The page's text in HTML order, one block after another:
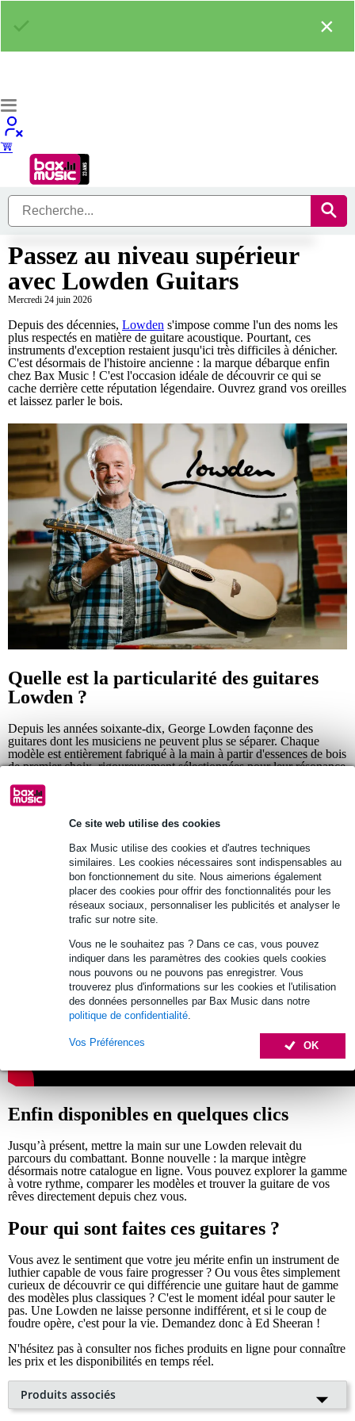
Ce site web utilise des cookies
Bax Music utilise des cookies et d'autres techniques
similaires. Les cookies nécessaires sont indispensables au
bon fonctionnement du site. Nous aimerions également
placer des cookies pour offrir des fonctionnalités pour les
réseaux sociaux, personnaliser les publicités et analyser le
trafic sur notre site.
Vous ne le souhaitez pas ? Dans ce cas, vous pouvez
indiquer dans les paramètres des cookies quels cookies
nous pouvons ou ne pouvons pas enregistrer. Vous
trouverez plus d'informations sur les cookies et l'utilisation
des données personnelles par Bax Music dans notre
politique de confidentialité
OK
Vos Préférences
Passez au niveau supérieur
avec Lowden Guitars
Mercredi 24 juin 2026
Depuis des décennies, Lowden s'impose comme l'un des noms les
plus respectés en matière de guitare acoustique. Pourtant, ces
instruments d'exception restaient jusqu'ici très difficiles à dénicher.
C'est désormais de l'histoire ancienne : la marque débarque enfin
chez Bax Music ! C'est l'occasion idéale de découvrir ce qui se
cache derrière cette réputation légendaire. Ouvrez grand vos oreilles
et laissez parler le bois.
Quelle est la particularité des guitares
Lowden ?
Depuis les années soixante-dix, George Lowden façonne des
guitares dont les musiciens ne peuvent plus se séparer. Chaque
modèle est entièrement fabriqué à la main à partir d'essences de bois
de premier choix, rigoureusement sélectionnées pour leur résonance
ouvert et d'une incroyable richesse harmonique. Que vous soyez
adepte du fingerstyle ou du strumming, une Lowden réagit
instantanément à la moindre nuance de votre jeu.
Enfin disponibles en quelques clics
Jusqu’à présent, mettre la main sur une Lowden relevait du
parcours du combattant. Bonne nouvelle : la marque intègre
désormais notre catalogue en ligne. Vous pouvez explorer la gamme
à votre rythme, comparer les modèles et trouver la guitare de vos
rêves directement depuis chez vous.
Pour qui sont faites ces guitares ?
Vous avez le sentiment que votre jeu mérite enfin un instrument de
luthier capable de vous faire progresser ? Ou vous êtes simplement
curieux de découvrir ce qui différencie une guitare haut de gamme
des modèles plus classiques ? C'est le moment idéal pour sauter le
pas. Une Lowden ne laisse personne indifférent, et si le coup de
foudre opère, c'est pour la vie. Demandez donc à Ed Sheeran !
N'hésitez pas à consulter nos fiches produits en ligne pour connaître
les prix et les disponibilités en temps réel.
Produits associés
×